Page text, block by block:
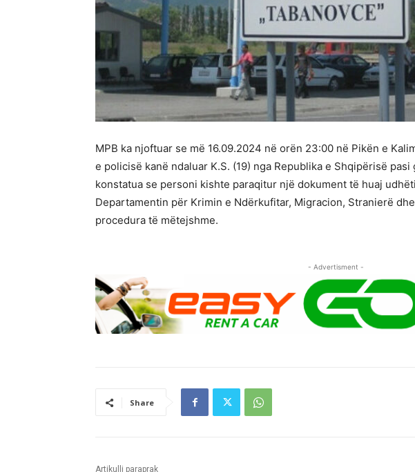
MPB ka njoftuar se më 16.09.2024 në orën 23:00 në Pikën e
e policisë kanë ndaluar K.S. (19) nga Republika e Shqipërisë
konstatua se personi kishte paraqitur një dokument të huaj
Departamentin për Krimin e Ndërkufitar, Migracion, Stranierë
procedura të mëtejshme.
- Advertisment -
Share
Artikulli paraprak